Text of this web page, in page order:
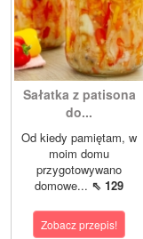
Sałatka z patisona
do...
Od kiedy pamiętam, w
moim domu
przygotowywano
domowe... ⇖ 129
Zobacz przepis!